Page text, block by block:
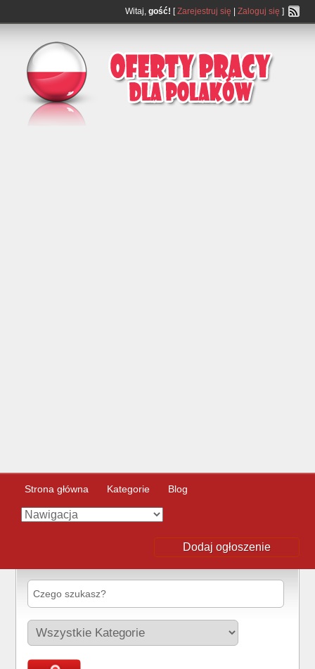
Witaj, gość! [Zarejestruj się Zaloguj się ]
Strona główna Kategorie Blog
Dodaj ogłoszenie